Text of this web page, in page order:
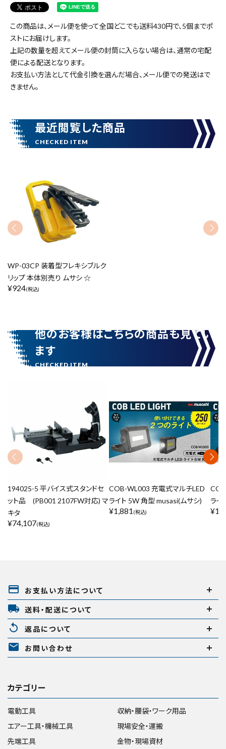
カテゴリーから探す
価格から探す
在庫のない商品を表示しない
リセット
この商品は、メール便を使って全国どこでも送料430円で、 5個までポ
ストにお届けします。
上記の数量を超えてメール便の封筒に入らない場合は、通常の宅配
便による配送となります。
お支払い方法として代金引換を選んだ場合、メール便での発送はで
きません。
最近閲覧した商品
WP-03CP 装着型フレキシブルク
リップ 本体別売り ムサシ ☆
¥924(税込)
他のお客様はこちらの商品も見てい
ます
194025-5 平バイス式スタンドセ
ット品 (PB001 2107FW対応) マ
キタ
¥74,107(税込)
COB-WL003 充電式マルチLED
ライト 5W 角型 musasi(ムサシ)
¥1,881 (税込)
ライ
¥
payment お支払い方法について
local_shipping 送料・配送について
replay 返品について
mail お問い合わせ
カテゴリー
電動工具
エアー工具・機械工具
先端工具
収納・腰袋・ワーク用品
現場安全・運搬
金物・現場資材